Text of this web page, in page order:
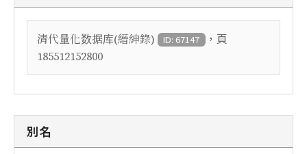
清代量化数据库(縉紳錄) ID: 67147 ，頁
185512152800
別名